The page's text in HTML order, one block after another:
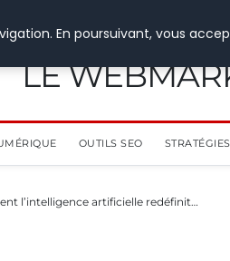
LE
OUTILS SEO
l’intelligence artificielle redéfinit…
En poursuivant, vous